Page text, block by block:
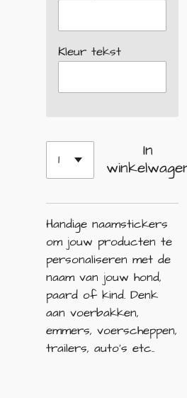
Kleur tekst
In
Handige naamstickers
om jouw producten te
personaliseren met de
naam van jouw hond,
paard of kind. Denk
aan voerbakken,
emmers, voerscheppen,
trailers, auto's etc..